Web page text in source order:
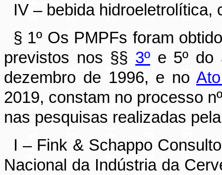
IV – bebida hidroeletrolítica,
§ 1º Os PMPFs foram
previstos nos §§ 3º e 5º do
dezembro de 1996, e no
2019, constam no processo
nas pesquisas realizadas
I – Fink & Schappo
Nacional da Indústria da